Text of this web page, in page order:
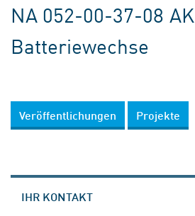
NA 052-00-37-08 AK
Batteriewechse
Veröffentlichungen Projekte
IHR KONTAKT